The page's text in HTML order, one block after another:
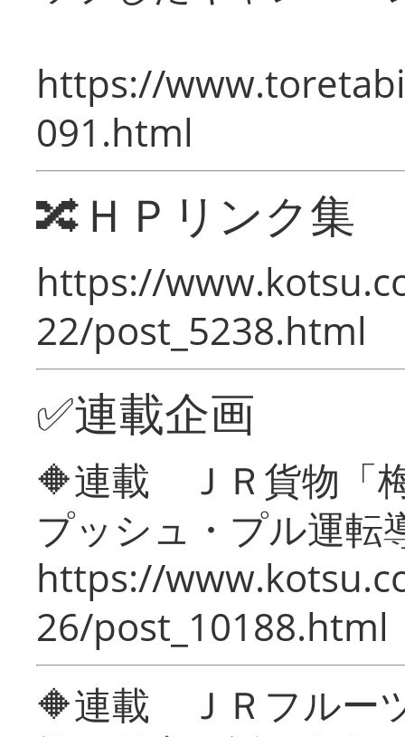
https://
091.html
🔀ＨＰリンク集
https://
22/post_5238.html
✅連載企画
🔶連載 ＪＲ貨物「
プッシュ・プル運転
https://
26/post_10188.html
🔶連載 ＪＲフルー